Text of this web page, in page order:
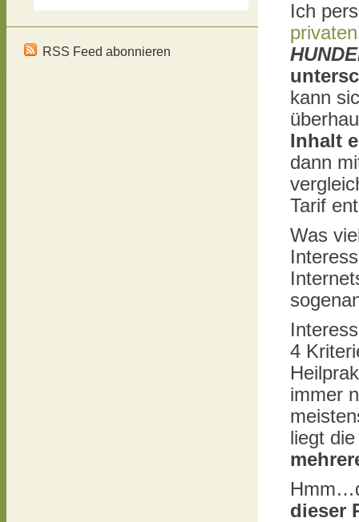
Ich
kann
Inhalt
dann
Tarif
Was
4
immer
liegt
dieser
Schösserhas
RSS Feed abonnieren